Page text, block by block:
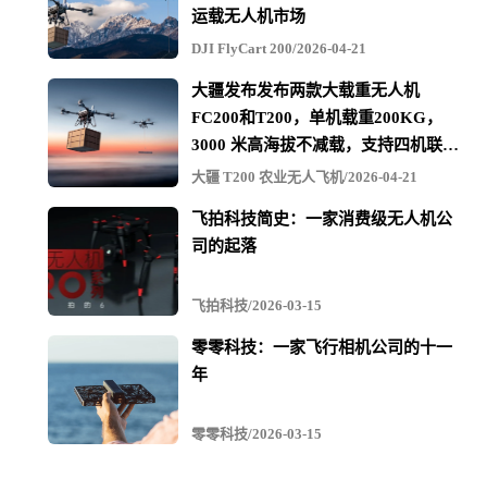
顺蹑以及苏州运维站的徐懿昭，分获各参赛项目第一名。
流会的顺利举办，为推动公司输电线路智能运检模式转
变，探索无人机协同立体巡检体系建设，提升设备智能化
运维管理水平，共同打造具有江苏特色的现代化智能电网
助力前行。
在未来，大疆行业应用、众芯汉创将与国网电力公司各单
位合作伙伴一起，以创新科技持续为电网公司提供便捷、
高效、安全可信赖的技术与服务，让无人机技术发挥更大
的社会价值。
运载无人机市场
DJI FlyCart 200/2026-04-21
大疆发布发布两款大载重无人机
FC200和T200，单机载重200KG，
3000 米高海拔不减载，支持四机联吊
最多600KG
大疆 T200 农业无人飞机/2026-04-21
飞拍科技简史：一家消费级无人机公
司的起落
飞拍科技/2026-03-15
零零科技：一家飞行相机公司的十一
年
零零科技/2026-03-15